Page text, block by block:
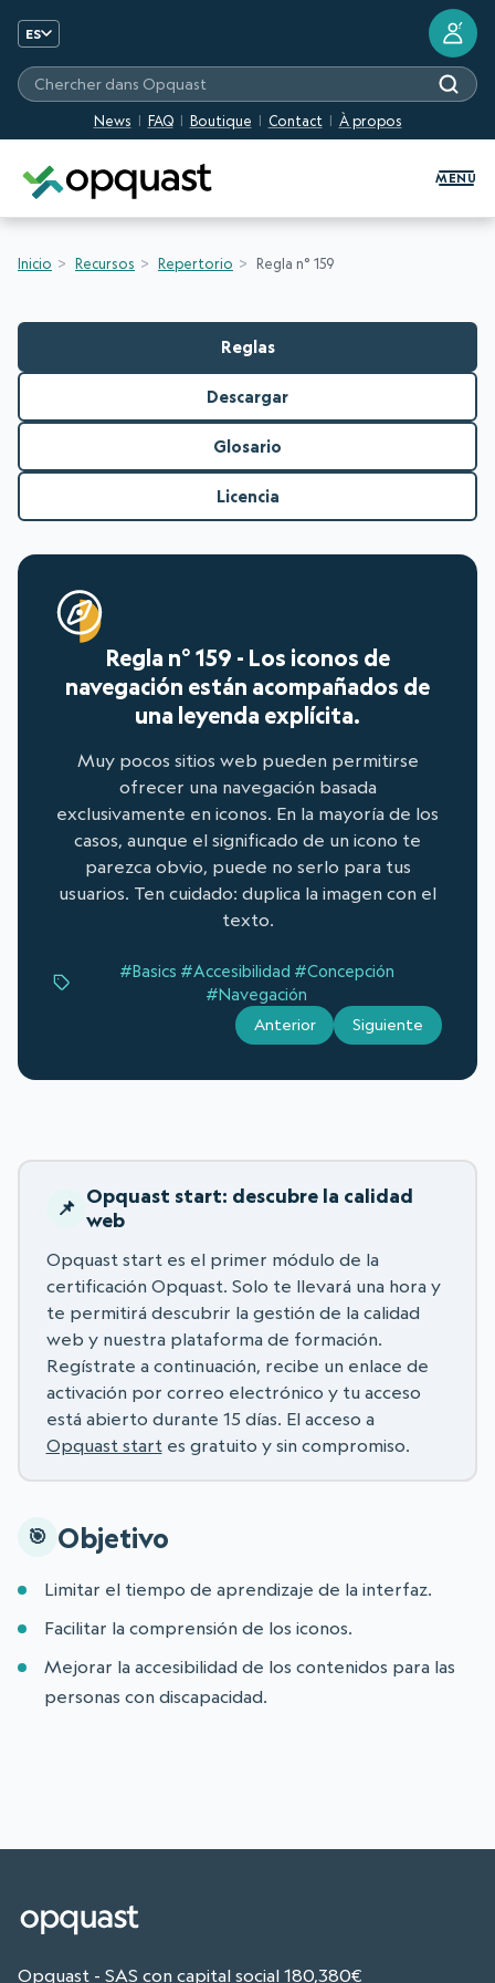
ES
News FAQ Boutique Contact À propos
Chercher dans Opquast
?
MENU
Inicio Recursos Repertorio Regla n° 159
Reglas
Descargar
Glosario
Licencia
Regla n° 159 - Los iconos de
navegación están acompañados de
una leyenda explícita.
Muy pocos sitios web pueden permitirse
ofrecer una navegación basada
exclusivamente en iconos. En la mayoría de los
casos, aunque el significado de un icono te
parezca obvio, puede no serlo para tus
usuarios. Ten cuidado: duplica la imagen con el
texto.
#Basics #Accesibilidad #Concepción
#Navegación
Anterior Siguiente
Opquast start: descubre la calidad
web
Opquast start es el primer módulo de la
certificación Opquast. Solo te llevará una hora y
te permitirá descubrir la gestión de la calidad
web y nuestra plataforma de formación.
Regístrate a continuación, recibe un enlace de
activación por correo electrónico y tu acceso
está abierto durante 15 días. El acceso a
Opquast startes gratuito y sin compromiso.
Objetivo
Limitar el tiempo de aprendizaje de la interfaz.
Facilitar la comprensión de los iconos.
Mejorar la accesibilidad de los contenidos para las
personas con discapacidad.
Opquast - SAS con capital social 180,380€